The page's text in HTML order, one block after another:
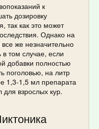
к
дозировку
так как это может
Однако на
же незначительно
том случае, если
добавки полностью
поголовью, на литр
1,3-1,5 мл препарата
взрослых кур.